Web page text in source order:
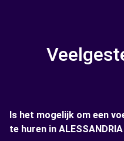
Is het mogelijk om een
te huren in ALESSANDRIA